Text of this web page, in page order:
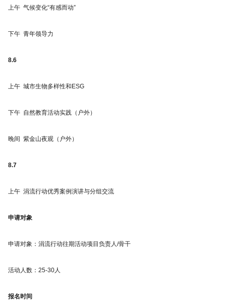
上午 气候变化“有感而动”
下午 青年领导力
8.6
上午 城市生物多样性和ESG
下午 自然教育活动实践（户外）
晚间 紫金山夜观（户外）
8.7
上午 涓流行动优秀案例演讲与分组交流
申请对象
申请对象：涓流行动往期活动项目负责人/骨干
活动人数：25-30人
报名时间